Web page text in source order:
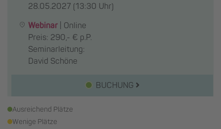
28.05.2027 (13:30 Uhr)
Webinar
Online
Preis: 290,- € p.P.
Seminarleitung:
David Schöne
BUCHUNG
Ausreichend Plätze
Wenige Plätze